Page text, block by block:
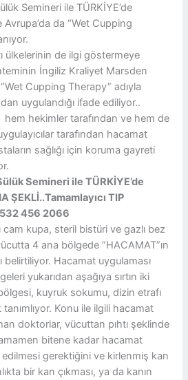
Semineri ile TÜRKİYE’de
da “Wet Cupping
ülkelerinin de ilgi göstermeye
İngiliz Kraliyet Marsden
Cupping Therapy” adıyla
uygulandığı ifade ediliyor..
hem hekimler tarafından ve hem de
tarafından hacamat
sağlığı için koruma gayreti
Semineri ile TÜRKİYE’de
ŞEKLİ..Tamamlayıcı TIP
456 2066
cam kupa, steril bistüri ve gazlı bez
4 ana bölgede ”HACAMAT”ın
belirtiliyor. Hacamat uygulaması
yukarıdan aşağıya sırtın iki
kuyruk sokumu, dizin etrafı
Konu ile ilgili hacamat
doktorlar, vücuttan pıhtı şeklinde
bitene kadar hacamat
gerektiğini ve kirlenmiş kan
bir kan çıkması, ya da kanın